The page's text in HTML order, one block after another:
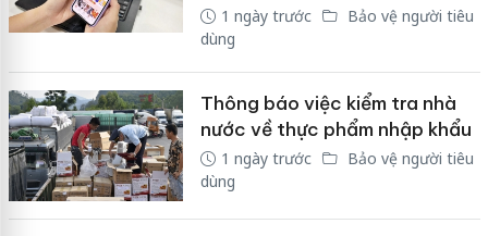
1 ngày trước
Bảo vệ người tiêu
dùng
Thông báo việc kiểm tra nhà
nước về thực phẩm nhập khẩu
1 ngày trước
Bảo vệ người tiêu
dùng